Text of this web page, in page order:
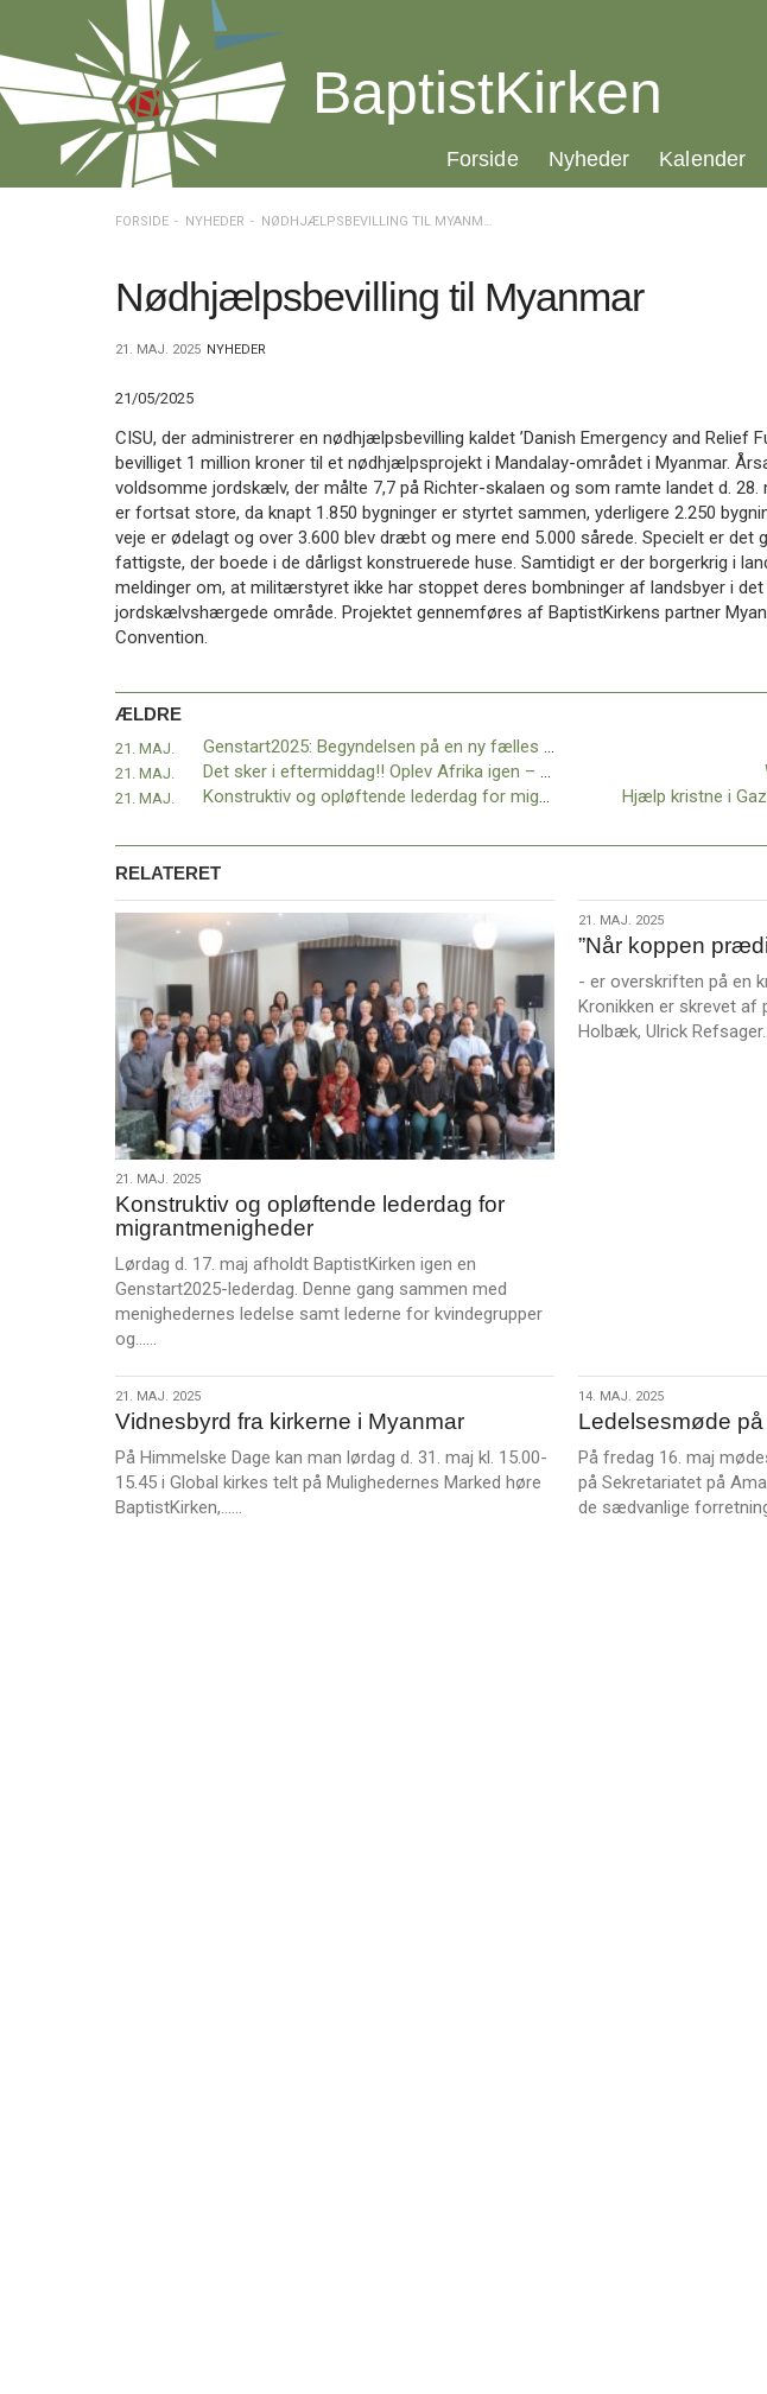
over
og
gå
Vend
tilbage
Værktøjskassen
BaptistKirken
Inspiration
Værktøjskassen
BaptistKirken
20.0:
Forside 21.0:
Nyheder 22.0:
Kalender
FORSIDE NYHEDER NØDHJÆLPSBEVILLING TIL MYANMAR
Nødhjælpsbevilling til Myanmar
21. MAJ. 2025 NYHEDER
21/05/2025
CISU, der administrerer en nødhjælpsbevilling kaldet ’Danish Emergency and Relief
bevilliget 1 million kroner til et nødhjælpsprojekt i Mandalay-området i Myanmar.
voldsomme jordskælv, der målte 7,7 på Richter-skalaen og som ramte landet d. 28.
er fortsat store, da knapt 1.850 bygninger er styrtet sammen, yderligere 2.250
veje er ødelagt og over 3.600 blev dræbt og mere end 5.000 sårede. Specielt er det
fattigste, der boede i de dårligst konstruerede huse. Samtidigt er der borgerkrig i
meldinger om, at militærstyret ikke har stoppet deres bombninger af landsbyer i det
jordskælvshærgede område. Projektet gennemføres af BaptistKirkens partner
Convention.
ÆLDRE
21. MAJ. Genstart2025: Begyndelsen på en ny fælles vej
21. MAJ. Det sker i eftermiddag!! Oplev Afrika igen – uden at forlade din stue!
21. MAJ. Konstruktiv og opløftende lederdag for migrantmenigheder Hjælp kristne i
RELATERET
21.
maj.
2025
21. MAJ. 2025
Konstruktiv og opløftende lederdag for
migrantmenigheder
Lørdag d. 17. maj afholdt BaptistKirken igen en
Genstart2025-lederdag. Denne gang sammen med
menighedernes ledelse samt lederne for kvindegrupper
og……
s
m
r
e
21.
maj.
2025
21. MAJ. 2025
”Når koppen
- er overskriften på en
Kronikken er skrevet af
Holbæk, Ulrick
21.
maj.
2025
21. MAJ. 2025
Vidnesbyrd fra kirkerne i Myanmar
På Himmelske Dage kan man lørdag d. 31. maj kl. 15.00-
15.45 i Global kirkes telt på Mulighedernes Marked høre
BaptistKirken,……
14.
maj.
2025
14. MAJ. 2025
Ledelsesmøde
På fredag 16. maj
på Sekretariatet på
de sædvanlige